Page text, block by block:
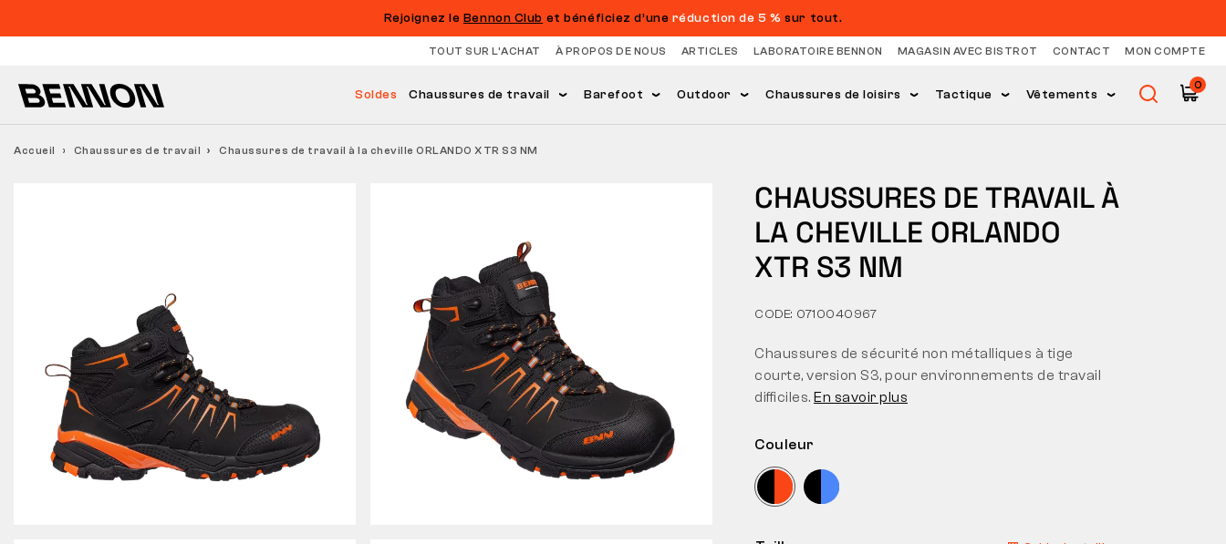
Rejoignez le Bennon Club et bénéficiez d’une réduction de 5 % sur tout.
TOUT SUR L’ACHAT À PROPOS DE NOUS ARTICLES LABORATOIRE BENNON MAGASIN AVEC BISTROT CONTACT MON COMPTE
Soldes Chaussures de travail Barefoot Outdoor Chaussures de loisirs Tactique Vêtements
0
Accueil Chaussures de travail Chaussures de travail à la cheville ORLANDO XTR S3 NM
CHAUSSURES DE TRAVAIL À
LA CHEVILLE ORLANDO
XTR S3 NM
CODE: 0710040967
Couleur
Chaussures de sécurité non métalliques à tige
courte, version S3, pour environnements de travail
difficiles. En savoir plus